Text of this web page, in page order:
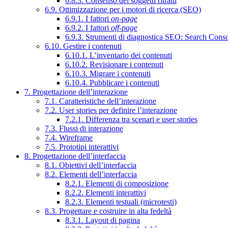
6.9. Ottimizzazione per i motori di ricerca (SEO)
6.9.1. I fattori on-page
6.9.2. I fattori off-page
6.9.3. Strumenti di diagnostica SEO: Search
6.10. Gestire i contenuti
6.10.1. L’inventario dei contenuti
6.10.2. Revisionare i contenuti
6.10.3. Migrare i contenuti
6.10.4. Pubblicare i contenuti
7. Progettazione dell’interazione
7.1. Caratteristiche dell’interazione
7.2. User stories per definire l’interazione
7.2.1. Differenza tra scenari e user stories
7.3. Flussi di interazione
7.4. Wireframe
7.5. Prototipi interattivi
8. Progettazione dell’interfaccia
8.1. Obiettivi dell’interfaccia
8.2. Elementi dell’interfaccia
8.2.1. Elementi di composizione
8.2.2. Elementi interattivi
8.2.3. Elementi testuali (microtesti)
8.3. Progettare e costruire in alta fedeltà
8.3.1. Layout di pagina